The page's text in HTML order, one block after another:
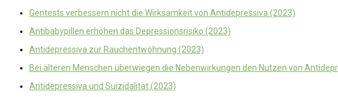
Gentests verbessern nicht die Wirksamkeit von Antidepressiva (2023)
Antibabypillen erhöhen das Depressionsrisiko (2023)
Antidepressiva zur Rauchentwöhnung (2023)
Bei älteren Menschen überwiegen die Nebenwirkungen den Nutzen von
Antidepressiva und Suizidalität (2023)